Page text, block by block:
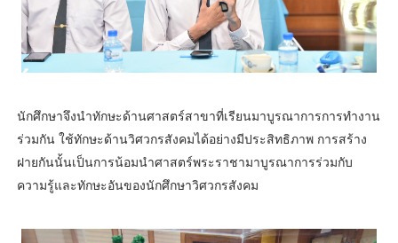
นักศึกษาจึงนำทักษะด้านศาสตร์สาขาที่เรียนมาบูรณาการการทำงาน
ร่วมกัน ใช้ทักษะด้านวิศวกรสังคมได้อย่างมีประสิทธิภาพ การสร้าง
ฝายกันนั้นเป็นการน้อมนำศาสตร์พระราชามาบูรณาการร่วมกับ
ความรู้และทักษะอันของนักศึกษาวิศวกรสังคม